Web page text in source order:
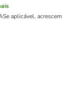
Se aplicável, acrescem